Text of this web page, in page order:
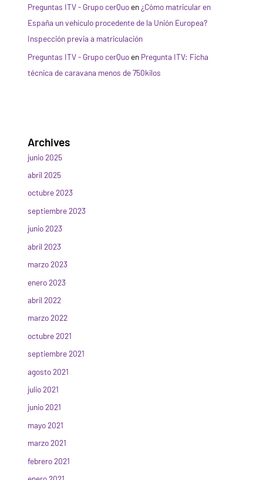
Preguntas ITV - Grupo cerQuoen ¿Cómo matricular en
España un vehículo procedente de la Unión Europea?
Inspección previa a matriculación
Preguntas ITV - Grupo cerQuoen Pregunta ITV: Ficha
técnica de caravana menos de 750kilos
Archives
junio 2025
abril 2025
octubre 2023
septiembre 2023
junio 2023
abril 2023
marzo 2023
enero 2023
abril 2022
marzo 2022
octubre 2021
septiembre 2021
agosto 2021
julio 2021
junio 2021
mayo 2021
marzo 2021
febrero 2021